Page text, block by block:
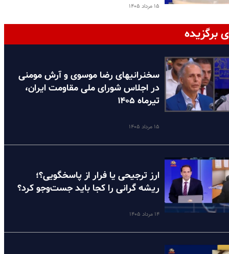
۱۵ مرداد ۱۴۰۵
برگزیده
سخنرانیهای رضا موسوی و آرش مومنی
در اجلاس شورای ملی مقاومت ایران،
تیرماه ۱۴۰۵
۱۵ مرداد ۱۴۰۵
ارز ترجیحی یا فرار از پاسخگویی؟؛
ریشه گرانی را کجا باید جست‌وجو کرد؟
۱۴ مرداد ۱۴۰۵